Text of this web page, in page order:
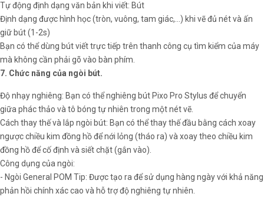
Tự động định dạng văn bản khi viết: Bút
Định dạng được hình học (tròn, vuông, tam giác,…) khi vẽ đủ nét và ấn
giữ bút (1-2s)
Bạn có thể dùng bút viết trực tiếp trên thanh công cụ tìm kiểm của máy
mà không cần phải gõ vào bàn phím.
7. Chức năng của ngòi bút.
Độ nhạy nghiêng: Bạn có thể nghiêng bút Pixo Pro Stylus để chuyển
giữa phác thảo và tô bóng tự nhiên trong một nét vẽ.
Cách thay thế và lắp ngòi bút: Bạn có thể thay thế đầu bằng cách xoay
ngược chiều kim đồng hồ để nới lỏng (tháo ra) và xoay theo chiều kim
đồng hồ để cố định và siết chặt (gắn vào).
Công dụng của ngòi:
- Ngòi General POM Tip: Được tạo ra để sử dụng hàng ngày với khả năng
phản hồi chính xác cao và hỗ trợ độ nghiêng tự nhiên.